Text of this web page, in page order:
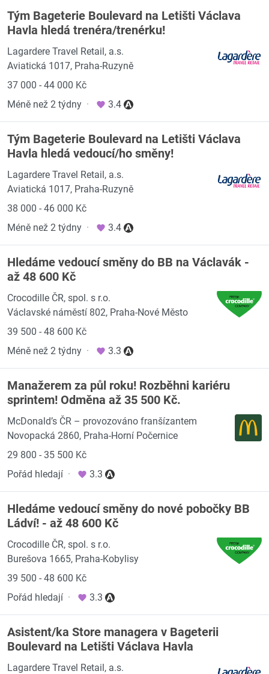
Tým Bageterie Boulevard na Letišti Václava
Havla hledá trenéra/trenérku!
Lagardere Travel Retail, a.s.
Aviatická 1017, Praha-Ruzyně
37 000 - 44 000 Kč
Méně než 2 týdny · 3.4
Tým Bageterie Boulevard na Letišti Václava
Havla hledá vedoucí/ho směny!
Lagardere Travel Retail, a.s.
Aviatická 1017, Praha-Ruzyně
38 000 - 46 000 Kč
Méně než 2 týdny · 3.4
Hledáme vedoucí směny do BB na Václavák -
až 48 600 Kč
Crocodille ČR, spol. s r.o.
Václavské náměstí 802, Praha-Nové Město
39 500 - 48 600 Kč
Méně než 2 týdny · 3.3
Manažerem za půl roku! Rozběhni kariéru
sprintem! Odměna až 35 500 Kč.
McDonald’s ČR – provozováno franšízantem
Novopacká 2860, Praha-Horní Počernice
29 800 - 35 500 Kč
Pořád hledají · 3.3
Hledáme vedoucí směny do nové pobočky BB
Ládví! - až 48 600 Kč
Crocodille ČR, spol. s r.o.
Burešova 1665, Praha-Kobylisy
39 500 - 48 600 Kč
Pořád hledají · 3.3
Asistent/ka Store managera v Bageterii
Boulevard na Letišti Václava Havla
Lagardere Travel Retail, a.s.